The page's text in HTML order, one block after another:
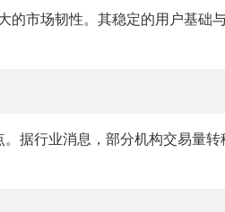
的市场韧性。其稳定的用户基础
。据行业消息，部分机构交易量转